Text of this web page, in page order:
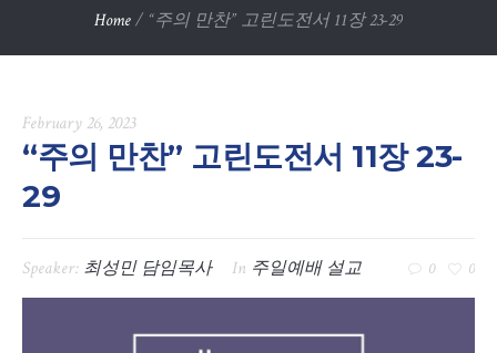
Home/ “주의 만찬” 고린도전서 11장 23-29
February 26, 2023
“주의 만찬” 고린도전서 11장 23-
29
Speaker: 최성민 담임목사 In 주일예배 설교 0 0